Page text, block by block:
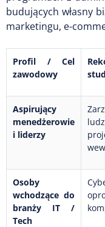
budujących własny
marketingu, e-
Profil / Cel
zawodowy
Aspirujący
menedżerowie
i liderzy
Osoby
wchodzące do
branży IT /
Tech